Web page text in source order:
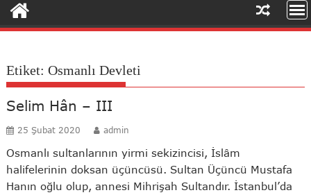
Etiket:Osmanlı Devleti
Selim Hân – III
25 Şubat 2020 admin
Osmanlı sultanlarının yirmi sekizincisi, İslâm
halifelerinin doksan üçüncüsü. Sultan Üçüncü Mustafa
Hanın oğlu olup, annesi Mihrişah Sultandır. İstanbul’da